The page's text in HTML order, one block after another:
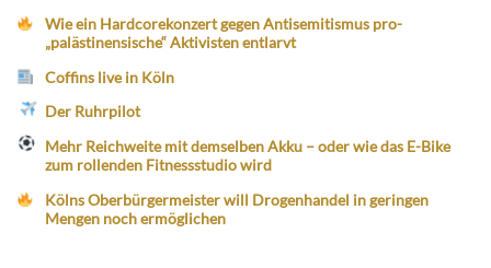
Wie ein Hardcorekonzert gegen Antisemitismus pro-
„palästinensische“ Aktivisten entlarvt
Coffins live in Köln
Der Ruhrpilot
Mehr Reichweite mit demselben Akku – oder wie das E-Bike
zum rollenden Fitnessstudio wird
Kölns Oberbürgermeister will Drogenhandel in geringen
Mengen noch ermöglichen